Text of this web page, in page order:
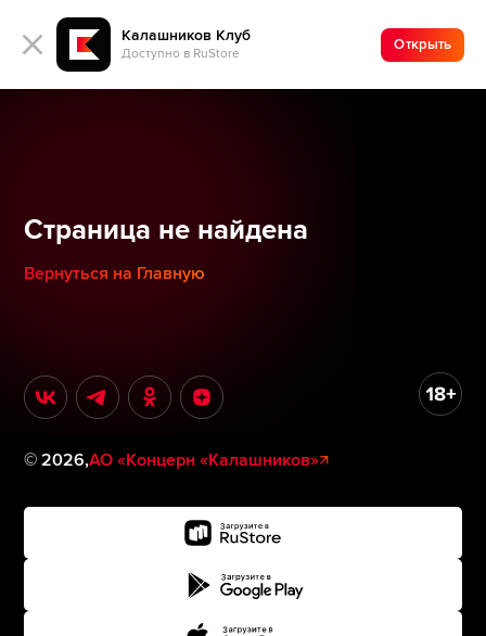
Калашников Клуб
Доступно в RuStore
Открыть
Страница не найдена
Вернуться на Главную
©2026,АО «Концерн «Калашников»